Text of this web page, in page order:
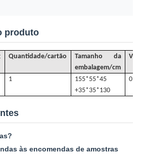
produto
Quantidade/cartão
Tamanho da
embalagem/cm
1
155*55*45
+35*35*130
às encomendas de amostras